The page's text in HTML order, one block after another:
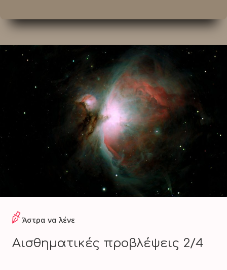
Άστρα να λένε
Αισθηματικές προβλέψεις 2/4